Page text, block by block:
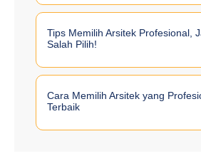
Tips Memilih Arsitek Profesional,
Salah Pilih!
Cara Memilih Arsitek yang
Terbaik